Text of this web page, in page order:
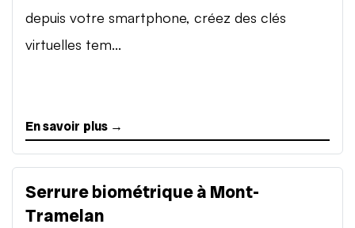
depuis votre smartphone, créez des clés
virtuelles tem...
En savoir plus →
Serrure biométrique à Mont-
Tramelan